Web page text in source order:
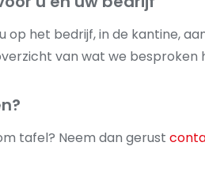
op het bedrijf, in de kantine,
van wat we
tafel? Neem dan gerust